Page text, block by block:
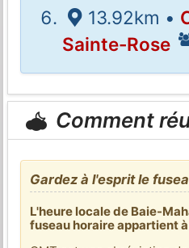
13.92km •
Sainte-Rose
Comment
Gardez à l'esprit le
L'heure locale de Baie-
fuseau horaire appartient